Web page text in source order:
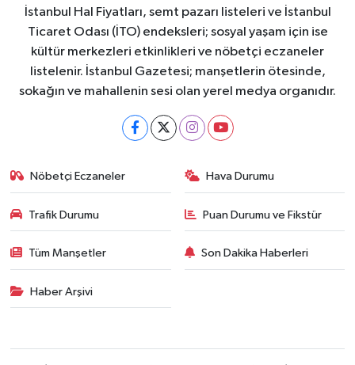
İstanbul Hal Fiyatları, semt pazarı listeleri ve İstanbul
Ticaret Odası (İTO) endeksleri; sosyal yaşam için ise
kültür merkezleri etkinlikleri ve nöbetçi eczaneler
listelenir. İstanbul Gazetesi; manşetlerin ötesinde,
sokağın ve mahallenin sesi olan yerel medya organıdır.
Nöbetçi Eczaneler Hava Durumu
Trafik Durumu Puan Durumu ve Fikstür
Tüm Manşetler Son Dakika Haberleri
Haber Arşivi